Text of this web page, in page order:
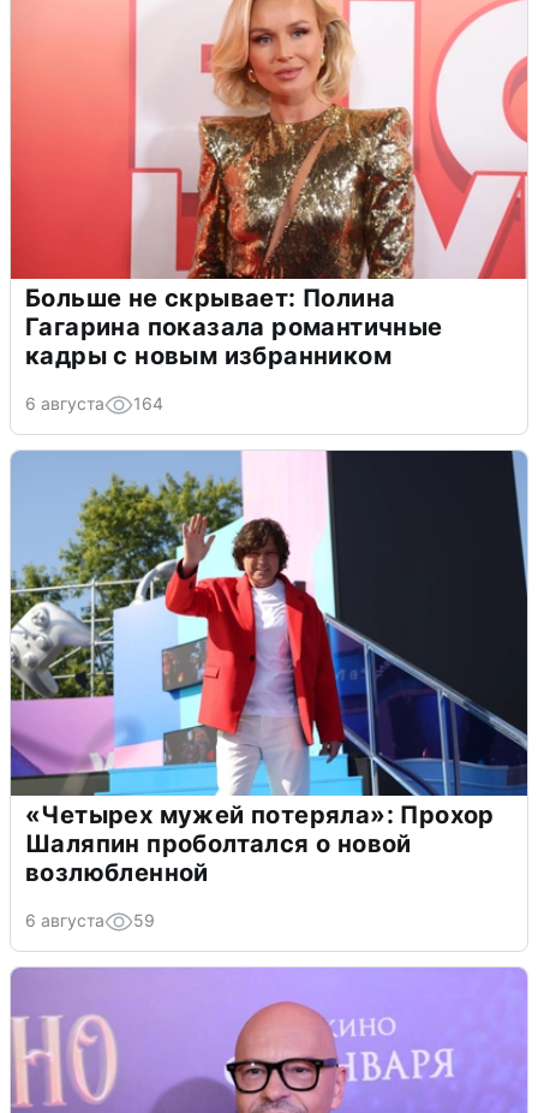
Больше не скрывает: Полина
Гагарина показала романтичные
кадры с новым избранником
6 августа 164
«Четырех мужей потеряла»: Прохор
Шаляпин проболтался о новой
возлюбленной
6 августа 59